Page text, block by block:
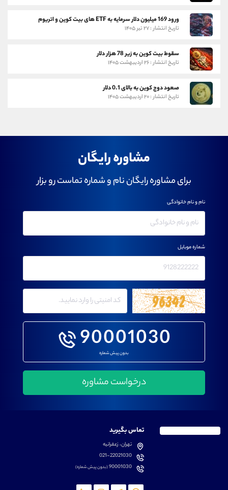
ورود 169 میلیون دلار سرمایه به ETF های بیت کوین و اتریوم
تاریخ انتشار : ۲۷ تیر ۱۴۰۵
سقوط بیت کوین به زیر 78 هزار دلار
تاریخ انتشار : ۲۶ اردیبهشت ۱۴۰۵
صعود دوج کوین به بالای 0.1 دلار
تاریخ انتشار : ۲۰ اردیبهشت ۱۴۰۵
مشاوره رایگان
برای مشاوره رایگان نام و شماره تماست رو بزار
90001030
بدون پیش شماره
نام و نام خانوادگی
شماره موبایل
تماس بگیرید
تهران، زعفرانیه
021-22021030
90001030(بدون پیش شماره)